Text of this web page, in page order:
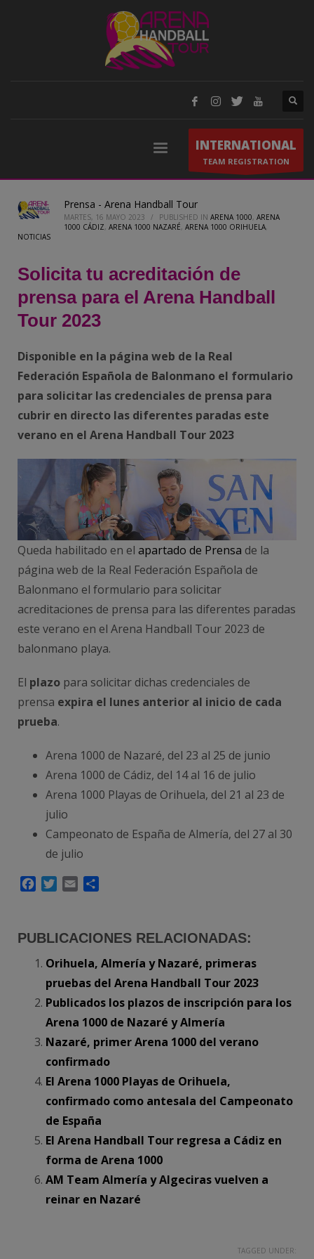
INTERNATIONAL
TEAM REGISTRATION
Prensa - Arena Handball Tour
MARTES, 16 MAYO 2023 / PUBLISHED IN ARENA 1000, ARENA
1000 CÁDIZ, ARENA 1000 NAZARÉ, ARENA 1000 ORIHUELA,
NOTICIAS
Solicita tu acreditación de
prensa para el Arena Handball
Tour 2023
Disponible en la página web de la Real
Federación Española de Balonmano el formulario
para solicitar las credenciales de prensa para
cubrir en directo las diferentes paradas este
verano en el Arena Handball Tour 2023
Queda habilitado en el apartado de Prensa de la
página web de la Real Federación Española de
Balonmano el formulario para solicitar
acreditaciones de prensa para las diferentes paradas
este verano en el Arena Handball Tour 2023 de
balonmano playa.
El plazo para solicitar dichas credenciales de
prensa expira el lunes anterior al inicio de cada
prueba.
Arena 1000 de Nazaré, del 23 al 25 de junio
Arena 1000 de Cádiz, del 14 al 16 de julio
Arena 1000 Playas de Orihuela, del 21 al 23 de
julio
Campeonato de España de Almería, del 27 al 30
de julio
FacebookTwitter
Email
PUBLICACIONES RELACIONADAS:
Orihuela, Almería y Nazaré, primeras
pruebas del Arena Handball Tour 2023
Publicados los plazos de inscripción para los
Arena 1000 de Nazaré y Almería
Nazaré, primer Arena 1000 del verano
confirmado
El Arena 1000 Playas de Orihuela,
confirmado como antesala del Campeonato
de España
El Arena Handball Tour regresa a Cádiz en
forma de Arena 1000
AM Team Almería y Algeciras vuelven a
reinar en Nazaré
TAGGED UNDER: